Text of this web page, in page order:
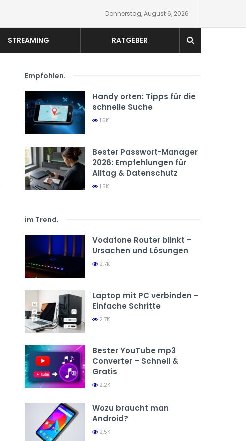
Donnerstag, August 6, 2026
STREAMING RATGEBER
Empfohlen.
Handy orten: Tipps für die
schnelle Suche
1.5K
Bester Passwort-Manager
2026: Empfehlungen für
Alltag & Datenschutz
1.5K
im Trend.
Vodafone Router blinkt –
Ursachen und Lösungen
2.7K
Laptop mit PC verbinden –
Einfache Schritte
2.7K
Bester YouTube mp3
Converter – Schnell &
Gratis
2.2K
Wozu braucht man
Android?
2.5K